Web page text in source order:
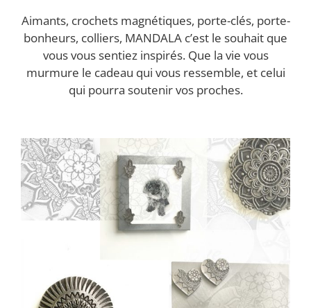
Aimants, crochets magnétiques, porte-clés, porte-
bonheurs, colliers, MANDALA c’est le souhait que
vous vous sentiez inspirés. Que la vie vous
murmure le cadeau qui vous ressemble, et celui
qui pourra soutenir vos proches.